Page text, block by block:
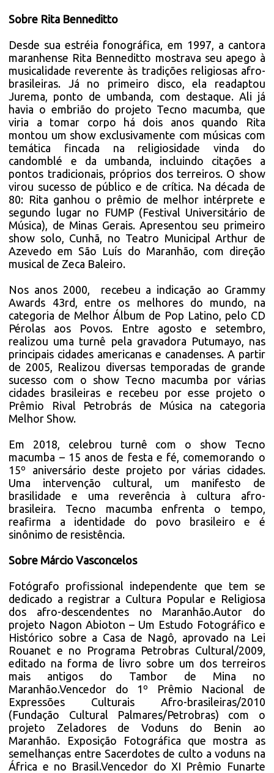
Sobre Rita Benneditto
Desde sua estréia fonográfica, em 1997, a cantora
maranhense Rita Benneditto mostrava seu apego à
musicalidade reverente às tradições religiosas afro-
brasileiras. Já no primeiro disco, ela readaptou
Jurema, ponto de umbanda, com destaque. Ali já
havia o embrião do projeto Tecno macumba, que
viria a tomar corpo há dois anos quando Rita
montou um show exclusivamente com músicas com
temática fincada na religiosidade vinda do
candomblé e da umbanda, incluindo citações a
pontos tradicionais, próprios dos terreiros. O show
virou sucesso de público e de crítica. Na década de
80: Rita ganhou o prêmio de melhor intérprete e
segundo lugar no FUMP (Festival Universitário de
Música), de Minas Gerais. Apresentou seu primeiro
show solo, Cunhã, no Teatro Municipal Arthur de
Azevedo em São Luís do Maranhão, com direção
musical de Zeca Baleiro.
Nos anos 2000, recebeu a indicação ao Grammy
Awards 43rd, entre os melhores do mundo, na
categoria de Melhor Álbum de Pop Latino, pelo CD
Pérolas aos Povos. Entre agosto e setembro,
realizou uma turnê pela gravadora Putumayo, nas
principais cidades americanas e canadenses. A partir
de 2005, Realizou diversas temporadas de grande
sucesso com o show Tecno macumba por várias
cidades brasileiras e recebeu por esse projeto o
Prêmio Rival Petrobrás de Música na categoria
Melhor Show.
Em 2018, celebrou turnê com o show Tecno
macumba – 15 anos de festa e fé, comemorando o
15º aniversário deste projeto por várias cidades.
Uma intervenção cultural, um manifesto de
brasilidade e uma reverência à cultura afro-
brasileira. Tecno macumba enfrenta o tempo,
reafirma a identidade do povo brasileiro e é
sinônimo de resistência.
Sobre Márcio Vasconcelos
Fotógrafo profissional independente que tem se
dedicado a registrar a Cultura Popular e Religiosa
dos afro-descendentes no Maranhão.Autor do
projeto Nagon Abioton – Um Estudo Fotográfico e
Histórico sobre a Casa de Nagô, aprovado na Lei
Rouanet e no Programa Petrobras Cultural/2009,
editado na forma de livro sobre um dos terreiros
mais antigos do Tambor de Mina no
Maranhão.Vencedor do 1º Prêmio Nacional de
Expressões Culturais Afro-brasileiras/2010
(Fundação Cultural Palmares/Petrobras) com o
projeto Zeladores de Voduns do Benin ao
Maranhão. Exposição Fotográfica que mostra as
semelhanças entre Sacerdotes de culto a voduns na
África e no Brasil.Vencedor do XI Prêmio Funarte